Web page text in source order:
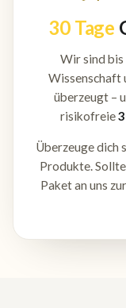
30 Tage
Wir sind
Wissenschaft
überzeugt –
risikofreie
Überzeuge dich
Produkte.
Paket an uns